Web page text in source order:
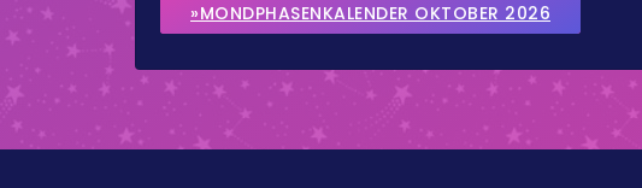
»MONDPHASENKALENDER OKTOBER 2026